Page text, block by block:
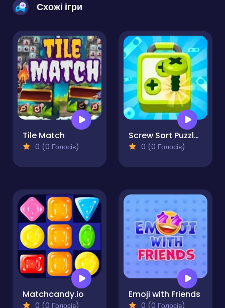
Схожі ігри
Tile Match
0 (0 Голосів)
Screw Sort Puzzle Pin Jam 3D
0 (0 Голосів)
Matchcandy.io
0 (0 Голосів)
Emoji with Friends
0 (0 Голосів)